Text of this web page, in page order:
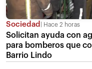
Sociedad Hace 2 horas
Solicitan ayuda con
para bomberos que
Barrio Lindo